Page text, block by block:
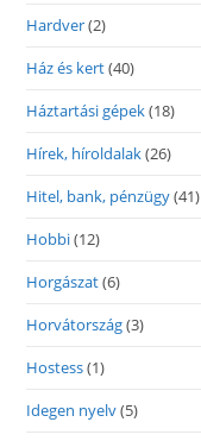
Hardver(2)
Ház és kert(40)
Háztartási gépek(18)
Hírek, híroldalak(26)
Hitel, bank, pénzügy(41)
Hobbi(12)
Horgászat(6)
Horvátország(3)
Hostess(1)
Idegen nyelv(5)